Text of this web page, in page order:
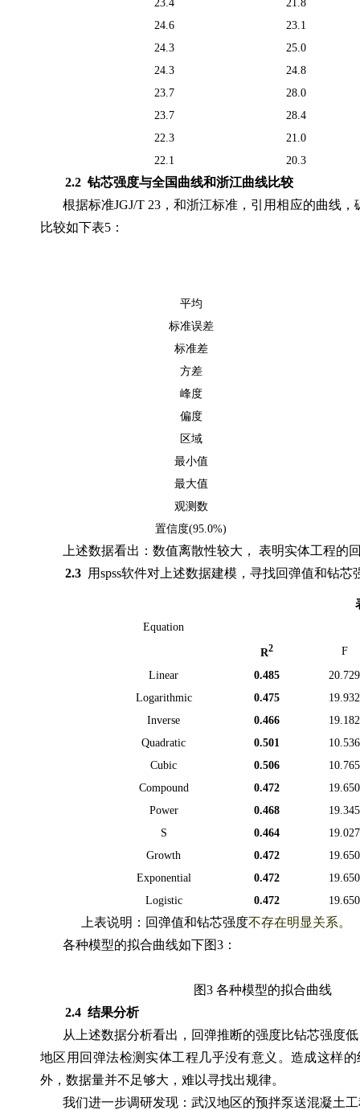
23.4
21.8
24.6
23.1
24.3
25.0
24.3
24.8
23.7
28.0
23.7
28.4
22.3
21.0
22.1
20.3
2.2钻芯强度与全国曲线和浙江曲线比较
根据标准JGJ/T 23 ，和浙江标准，引用相应的曲线，
比较如下表5 ：
平均
标准误差
标准差
方差
峰度
偏度
区域
最小值
最大值
观测数
置信度(95.0%)
上述数据看出：数值离散性较大，
表明实体工程的
2.3 用spss软件对上述数据建模，寻找回弹值和钻
Equation
R2
F
Linear
0.485
20.729
Logarithmic
0.475
19.932
Inverse
0.466
19.182
Quadratic
0.501
10.536
Cubic
0.506
10.765
Compound
0.472
19.650
Power
0.468
19.345
S
0.464
19.027
Growth
0.472
19.650
Exponential
0.472
19.650
Logistic
0.472 19.650
上表说明： 回弹值和钻芯强度不存在明显关系。
各种模型的拟合曲线如下图3：
图3各种模型的拟合曲线
2.4结果分析
从上述数据分析看出，回弹推断的强度比钻芯强度
地区用回弹法检测实体工程几乎没有意义。造成这样
外，数据量并不足够大，难以寻找出规律。
我们进一步调研发现：武汉地区的预拌泵送混凝土